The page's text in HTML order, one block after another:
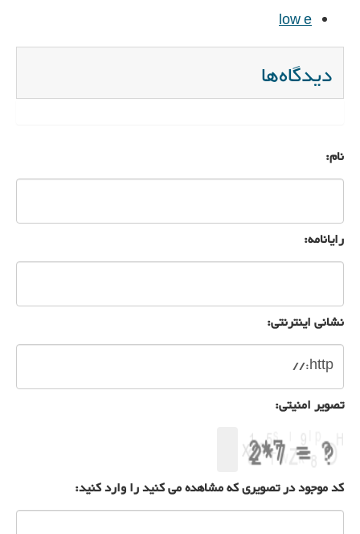
low e
دیدگاه‌ها
نام:
رایانامه:
نشانی اینترنتی:
تصویر امنیتی:
کد موجود در تصویری که مشاهده می کنید را وارد کنید: